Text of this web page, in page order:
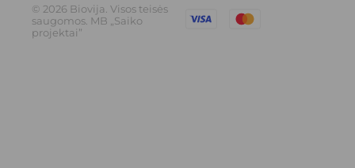
© 2026 Biovija. Visos teisės
saugomos. MB „Saiko
projektai”